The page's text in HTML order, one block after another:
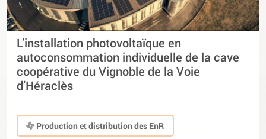
L’installation photovoltaïque en
autoconsommation individuelle de la cave
coopérative du Vignoble de la Voie
d’Héraclès
Production et distribution des EnR